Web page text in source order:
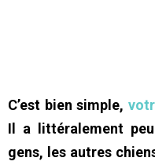
C’est bien simple,
Il a littéralement
gens, les autres